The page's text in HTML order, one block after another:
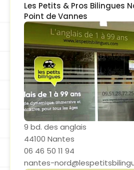
Les Petits & Pros Bilingues
Point de Vannes
9 bd. des anglais
44100 Nantes
06 46 50 11 94
nantes-